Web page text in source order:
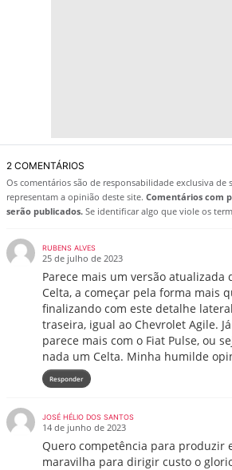
2 COMENTÁRIOS
Os comentários são de responsabilidade exclusiva de
representam a opinião deste site. Comentários com
serão publicados. Se identificar algo que viole os
RUBENS ALVES
25 de julho de 2023
Parece mais um versão atualizada
Celta, a começar pela forma mais
finalizando com este detalhe
traseira, igual ao Chevrolet Agile.
parece mais com o Fiat Pulse, ou
nada um Celta. Minha humilde
Responder
JOSÉ HÉLIO DOS SANTOS
14 de junho de 2023
Quero competência para produzir
maravilha para dirigir custo o